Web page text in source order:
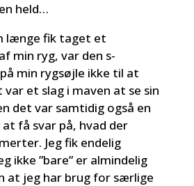
held…
længe fik taget et
min ryg, var den s-
min rygsøjle ikke til at
et slag i maven at se sin
det var samtidig også en
få svar på, hvad der
Jeg fik endelig
ikke ”bare” er almindelig
at jeg har brug for særlige